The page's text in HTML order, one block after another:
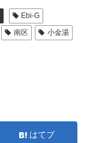
Ebi-G
南区
小金湯
はてブ